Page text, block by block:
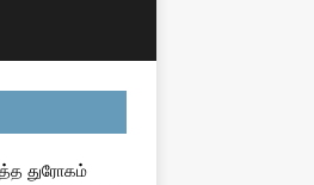
துரோகம்